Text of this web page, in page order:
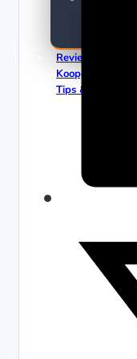
Reviews
Koopgidsen
Tips & Trends